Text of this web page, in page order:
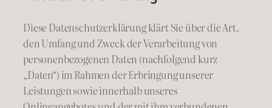
Diese Datenschutzerklärung klärt Sie über die Art,
den Umfang und Zweck der Verarbeitung von
personenbezogenen Daten (nachfolgend kurz
„Daten“) im Rahmen der Erbringung unserer
Leistungen sowie innerhalb unseres